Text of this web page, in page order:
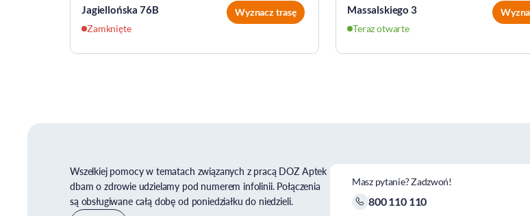
Jagiellońska 76B
Zamknięte
Wyznacz trasę Massalskiego 3
Teraz otwarte
Wszelkiej pomocy w tematach związanych z pracą DOZ Aptek
dbam o zdrowie udzielamy pod numerem infolinii. Połączenia
są obsługiwane całą dobę od poniedziałku do niedzieli.
Masz pytanie? Zadzwoń!
800 110 110